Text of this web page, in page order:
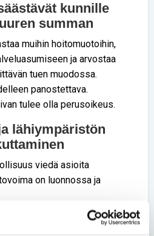
kunnille
summan
muihin hoitomuotoihin,
ja arvostaa
tuen muodossa.
panostettava.
tulee olla perusoikeus.
lähiympäristön
viedä asioita
on luonnossa ja
kehitetään tasapuolisesti
saavutettavuudesta